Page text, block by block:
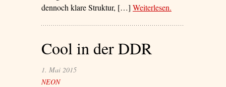
dennoch klare Struktur, […] Weiterlesen– ‘Zurück in die
.
Cool in der DDR
1. Mai 2015
NEON